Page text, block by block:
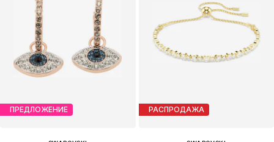
ПРЕДЛОЖЕНИЕ РАСПРОДАЖА